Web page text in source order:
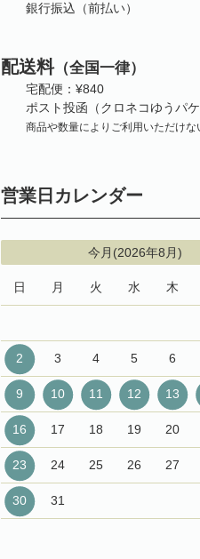
銀行振込（前払い）
配送料（全国一律）
宅配便：¥840
ポスト投函（クロネコゆうパ
商品や数量によりご利用いただけな
営業日カレンダー
今月(2026年8月)
日 月 火 水 木
2 3 4 5 6
9 10 11 12 13
16 17 18 19 20
23 24 25 26 27
30 31